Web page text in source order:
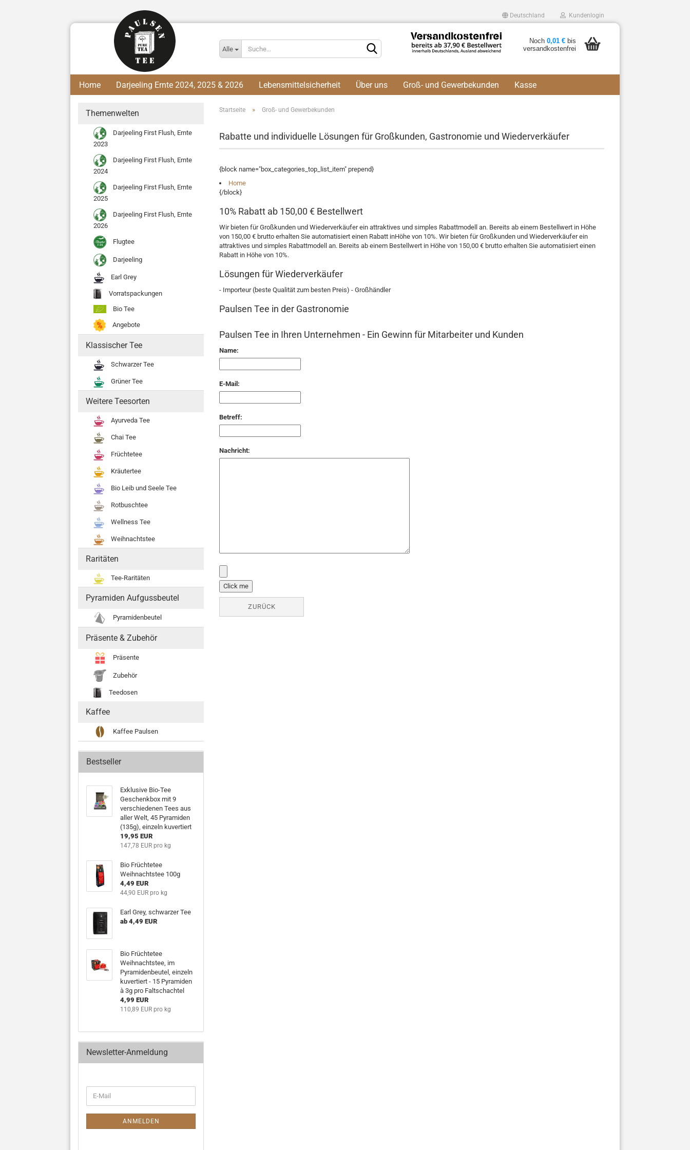
Deutschland
Lieferland
Kundenlogin
Alle
Noch 0,01 €bis
versandkostenfrei
Home Darjeeling Ernte 2024, 2025 & 2026 Lebensmittelsicherheit Über uns Groß- und Gewerbekunden Kasse
Startseite » Groß- und Gewerbekunden
Rabatte und individuelle Lösungen für Großkunden, Gastronomie und Wiederverkäufer
{block name="box_categories_top_list_item" prepend}
Home
{/block}
10% Rabatt ab 150,00 € Bestellwert
Wir bieten für Großkunden und Wiederverkäufer ein attraktives und simples Rabattmodell an. Bereits ab einem Bestellwert in Höhe
von 150,00 € brutto erhalten Sie automatisiert einen Rabatt inHöhe von 10%. Wir bieten für Großkunden und Wiederverkäufer ein
attraktives und simples Rabattmodell an. Bereits ab einem Bestellwert in Höhe von 150,00 € brutto erhalten Sie automatisiert einen
Rabatt in Höhe von 10%.
Lösungen für Wiederverkäufer
- Importeur (beste Qualität zum besten Preis) - Großhändler
Paulsen Tee in der Gastronomie
Paulsen Tee in Ihren Unternehmen - Ein Gewinn für Mitarbeiter und Kunden
Name:
E-Mail:
Betreff:
Nachricht:
Click me
ZURÜCK
Themenwelten
Darjeeling First Flush, Ernte
2023
Darjeeling First Flush, Ernte
2024
Darjeeling First Flush, Ernte
2025
Darjeeling First Flush, Ernte
2026
Flugtee
Darjeeling
Earl Grey
Vorratspackungen
Bio Tee
Angebote
Klassischer Tee
Schwarzer Tee
Grüner Tee
Weitere Teesorten
Ayurveda Tee
Chai Tee
Früchtetee
Kräutertee
Bio Leib und Seele Tee
Rotbuschtee
Wellness Tee
Weihnachtstee
Raritäten
Tee-Raritäten
Pyramiden Aufgussbeutel
Pyramidenbeutel
Präsente & Zubehör
Präsente
Zubehör
Teedosen
Kaffee
Kaffee Paulsen
Bestseller
Exklusive Bio-Tee
Geschenkbox mit 9
verschiedenen Tees aus
aller Welt, 45 Pyramiden
(135g), einzeln kuvertiert
19,95 EUR
147,78 EUR pro kg
Bio Früchtetee
Weihnachtstee 100g
4,49 EUR
44,90 EUR pro kg
Earl Grey, schwarzer Tee
ab 4,49 EUR
Bio Früchtetee
Weihnachtstee, im
Pyramidenbeutel, einzeln
kuvertiert - 15 Pyramiden
à 3g pro Faltschachtel
4,99 EUR
110,89 EUR pro kg
Newsletter-Anmeldung
ANMELDEN